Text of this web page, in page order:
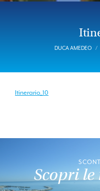
DUCA AMEDEO
Itinerario_10
Scopri le